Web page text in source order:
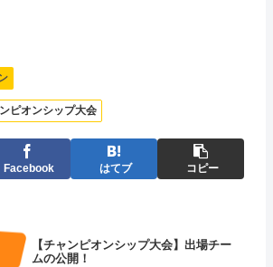
ピオンシップ大会
Facebook はてブ コピー
【チャンピオンシップ大会】出場チー
ムの公開！